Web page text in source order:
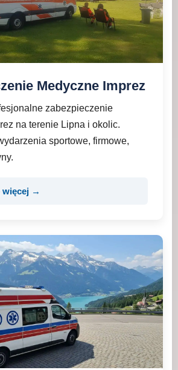
Medyczne Imprez
zabezpieczenie
na terenie Lipna i okolic.
sportowe, firmowe,
więcej →